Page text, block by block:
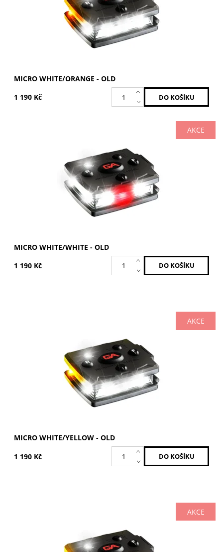
MICRO WHITE/ORANGE - OLD
1 190 Kč
AKCE
MCR-W/W-OLD
GUARDIAN ANGEL
MICRO WHITE/WHITE - OLD
1 190 Kč
AKCE
MCR-W/Y-OLD
GUARDIAN ANGEL
MICRO WHITE/YELLOW - OLD
1 190 Kč
AKCE
MCR-Y/Y-OLD
GUARDIAN ANGEL